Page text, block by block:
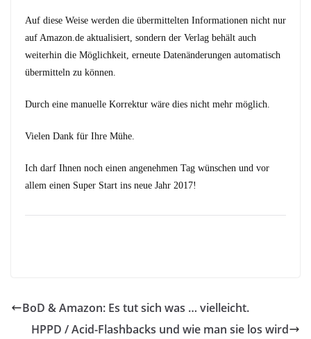
Auf diese Weise werden die übermittelten Informationen nicht nur
auf Amazon.de aktualisiert, sondern der Verlag behält auch
weiterhin die Möglichkeit, erneute Datenänderungen automatisch
übermitteln zu können.
Durch eine manuelle Korrektur wäre dies nicht mehr möglich.
Vielen Dank für Ihre Mühe.
Ich darf Ihnen noch einen angenehmen Tag wünschen und vor
allem einen Super Start ins neue Jahr 2017!
BoD & Amazon: Es tut sich was … vielleicht.
HPPD / Acid-Flashbacks und wie man sie los wird